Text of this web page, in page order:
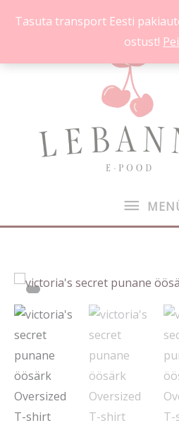
Tasuta transport Eesti
ostust!
Punane
öösärk
Oversized
T-
shirt
kogus